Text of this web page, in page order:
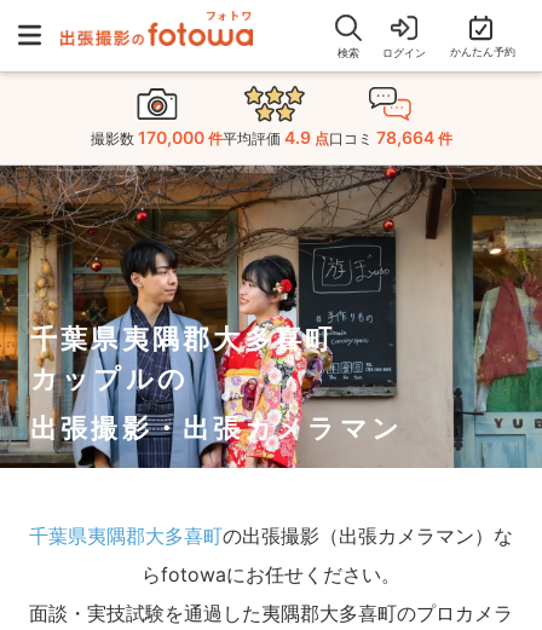
検索 ログイン かんたん予約
撮影数 170,000 件平均評価 4.9 点口コミ 78,664 件
千葉県夷隅郡大多喜町
カップルの
出張撮影・出張カメラマン
千葉県夷隅郡大多喜町の出張撮影（出張カメラマン）な
らfotowaにお任せください。
面談・実技試験を通過した夷隅郡大多喜町のプロカメラ